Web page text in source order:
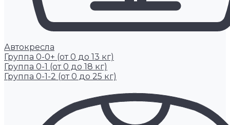
Автокресла
Группа 0-0+ (от 0 до 13 кг)
Группа 0-1 (от 0 до 18 кг)
Группа 0-1-2 (от 0 до 25 кг)